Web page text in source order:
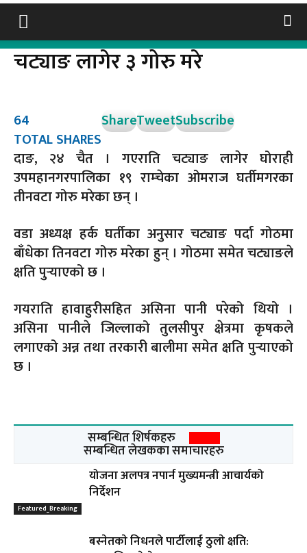
चट्याङ लागेर ३ गोरु मरे
64
TOTAL SHARES
ShareTweetSubscribe
दाङ, २४ चैत । गएराति चट्याङ लागेर घोराही
उपमहानगरपालिका १९ राम्चेका ओमराज घर्तीमगरका
तीनवटा गोरु मरेका छन् ।
वडा अध्यक्ष हर्क घर्तीका अनुसार चट्याङ पर्दा गोठमा
बाँधेका तिनवटा गोरु मरेका हुन् । गोठमा समेत चट्याङले
क्षति पुर्‍याएको छ ।
गयराति हावाहुरीसहित असिना पानी परेको थियो ।
असिना पानीले जिल्लाको तुलसीपुर क्षेत्रमा कृषकले
लगाएको अन्न तथा तरकारी बालीमा समेत क्षति पुर्‍याएको
छ ।
सम्बन्धित शिर्षकहरु
सम्बन्धित लेखकका समाचारहरु
Featured_Breaking
योजना अलपत्र नपार्न मुख्यमन्त्री आचार्यको
निर्देशन
बस्नेतकाे निधनले पार्टीलाई ठुलाे क्षति: